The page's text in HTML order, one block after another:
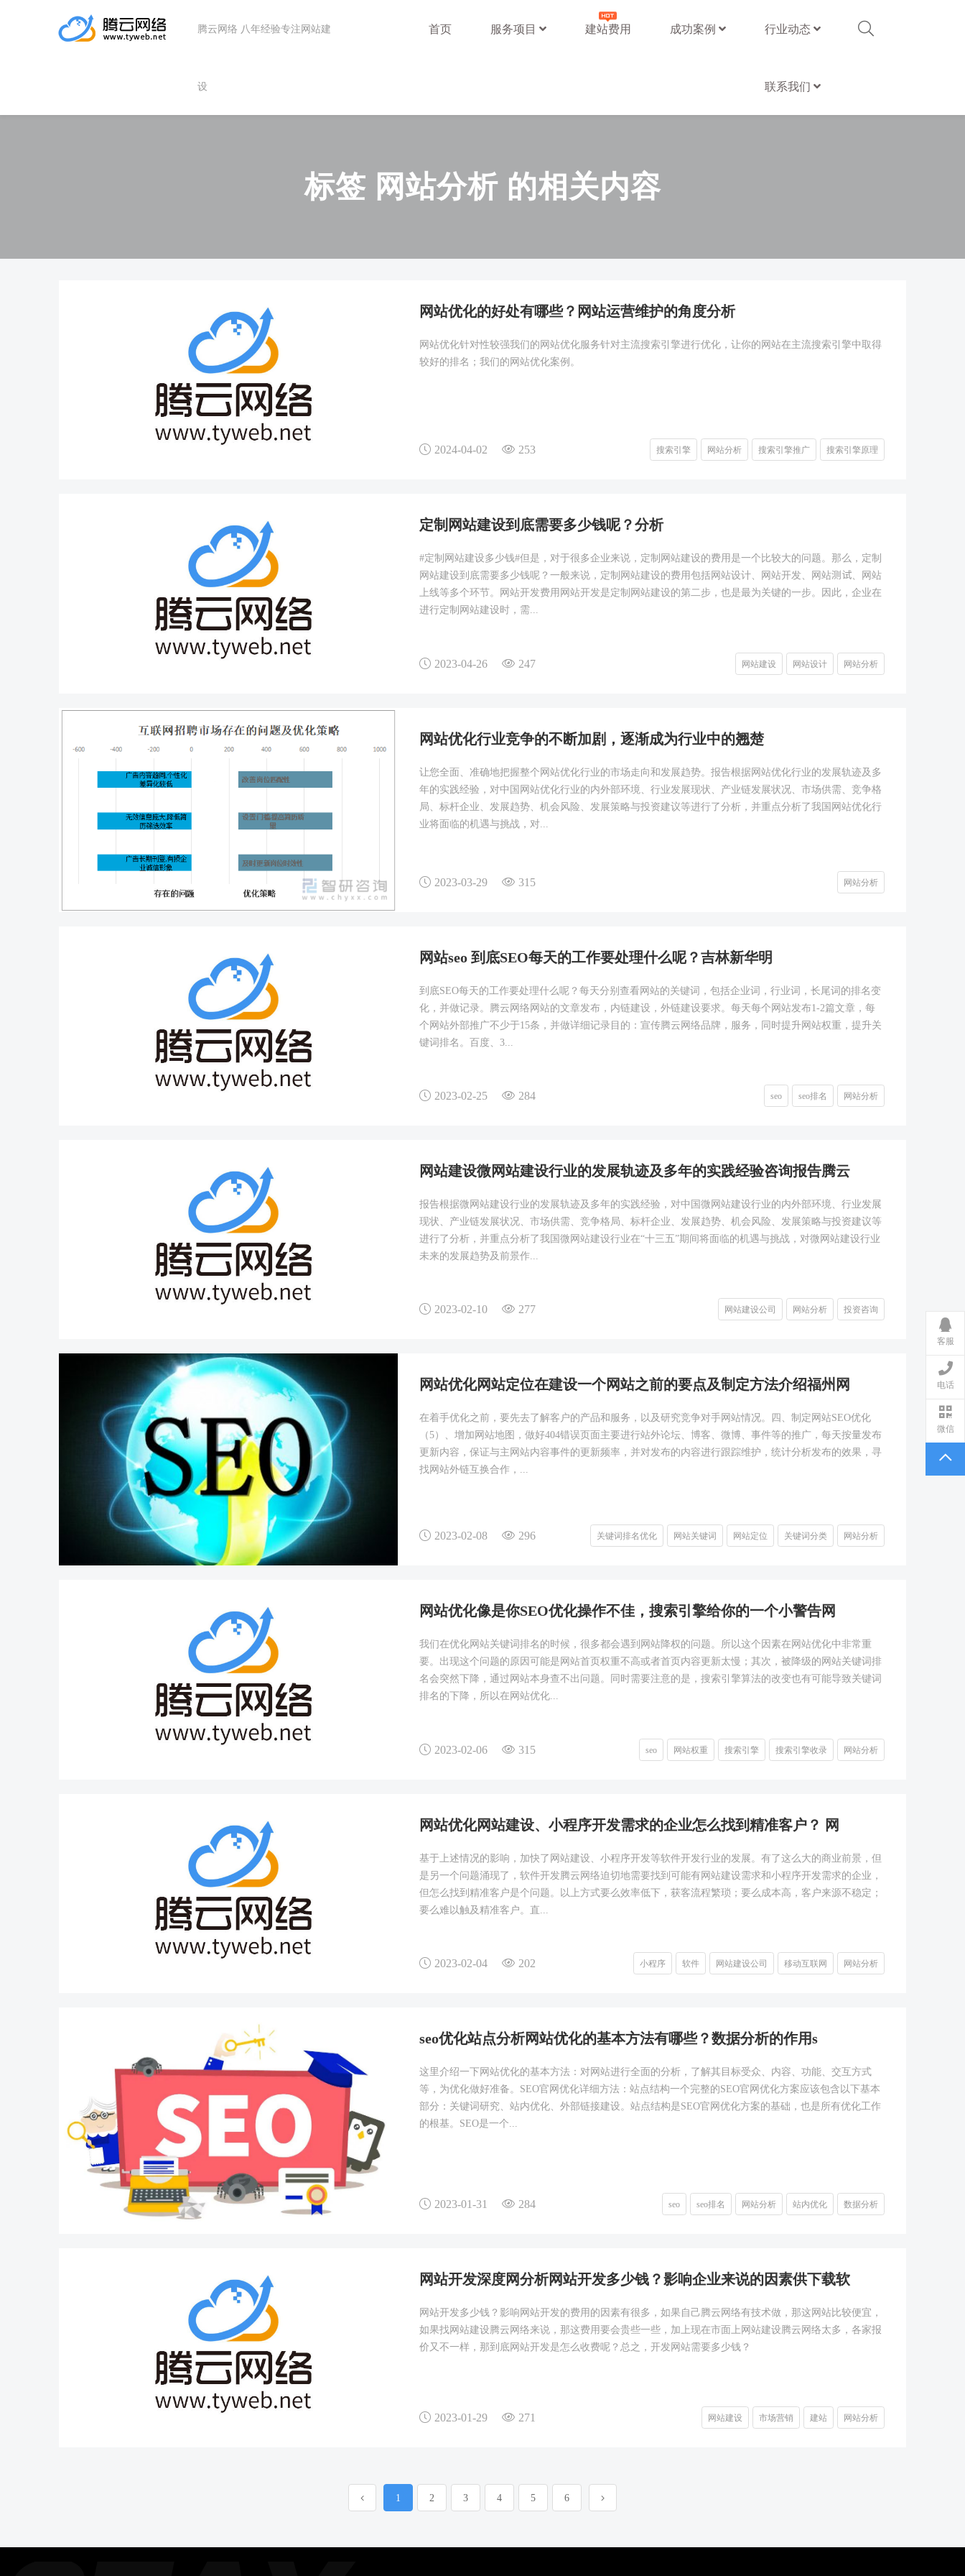
腾云网络 八年经验专注网站建
设
首页 服务项目 建站费用 成功案例 行业动态
联系我们
标签 网站分析 的相关内容
网站优化的好处有哪些？网站运营维护的角度分析
网站优化针对性较强我们的网站优化服务针对主流搜索引擎进行优化，让你的网站在主流搜索引擎中取得
较好的排名；我们的网站优化案例。
2024-04-02 253 搜索引擎 网站分析 搜索引擎推广 搜索引擎原理
定制网站建设到底需要多少钱呢？分析
#定制网站建设多少钱#但是，对于很多企业来说，定制网站建设的费用是一个比较大的问题。那么，定制
网站建设到底需要多少钱呢？一般来说，定制网站建设的费用包括网站设计、网站开发、网站测试、网站
上线等多个环节。网站开发费用网站开发是定制网站建设的第二步，也是最为关键的一步。因此，企业在
进行定制网站建设时，需...
2023-04-26 247 网站建设 网站设计 网站分析
网站优化行业竞争的不断加剧，逐渐成为行业中的翘楚
让您全面、准确地把握整个网站优化行业的市场走向和发展趋势。报告根据网站优化行业的发展轨迹及多
年的实践经验，对中国网站优化行业的内外部环境、行业发展现状、产业链发展状况、市场供需、竞争格
局、标杆企业、发展趋势、机会风险、发展策略与投资建议等进行了分析，并重点分析了我国网站优化行
业将面临的机遇与挑战，对...
2023-03-29 315 网站分析
网站seo 到底SEO每天的工作要处理什么呢？吉林新华明
到底SEO每天的工作要处理什么呢？每天分别查看网站的关键词，包括企业词，行业词，长尾词的排名变
化，并做记录。腾云网络网站的文章发布，内链建设，外链建设要求。每天每个网站发布1-2篇文章，每
个网站外部推广不少于15条，并做详细记录目的：宣传腾云网络品牌，服务，同时提升网站权重，提升关
键词排名。百度、3...
2023-02-25 284 seo seo排名 网站分析
网站建设微网站建设行业的发展轨迹及多年的实践经验咨询报告腾云
报告根据微网站建设行业的发展轨迹及多年的实践经验，对中国微网站建设行业的内外部环境、行业发展
现状、产业链发展状况、市场供需、竞争格局、标杆企业、发展趋势、机会风险、发展策略与投资建议等
进行了分析，并重点分析了我国微网站建设行业在“十三五”期间将面临的机遇与挑战，对微网站建设行业
未来的发展趋势及前景作...
2023-02-10 277 网站建设公司 网站分析 投资咨询
网站优化网站定位在建设一个网站之前的要点及制定方法介绍福州网
在着手优化之前，要先去了解客户的产品和服务，以及研究竞争对手网站情况。四、制定网站SEO优化
（5）、增加网站地图，做好404错误页面主要进行站外论坛、博客、微博、事件等的推广，每天按量发布
更新内容，保证与主网站内容事件的更新频率，并对发布的内容进行跟踪维护，统计分析发布的效果，寻
找网站外链互换合作，...
2023-02-08 296 关键词排名优化 网站关键词 网站定位 关键词分类 网站分析
网站优化像是你SEO优化操作不佳，搜索引擎给你的一个小警告网
我们在优化网站关键词排名的时候，很多都会遇到网站降权的问题。所以这个因素在网站优化中非常重
要。出现这个问题的原因可能是网站首页权重不高或者首页内容更新太慢；其次，被降级的网站关键词排
名会突然下降，通过网站本身查不出问题。同时需要注意的是，搜索引擎算法的改变也有可能导致关键词
排名的下降，所以在网站优化...
2023-02-06 315 seo 网站权重 搜索引擎 搜索引擎收录 网站分析
网站优化网站建设、小程序开发需求的企业怎么找到精准客户？ 网
基于上述情况的影响，加快了网站建设、小程序开发等软件开发行业的发展。有了这么大的商业前景，但
是另一个问题涌现了，软件开发腾云网络迫切地需要找到可能有网站建设需求和小程序开发需求的企业，
但怎么找到精准客户是个问题。以上方式要么效率低下，获客流程繁琐；要么成本高，客户来源不稳定；
要么难以触及精准客户。直...
2023-02-04 202 小程序 软件 网站建设公司 移动互联网 网站分析
seo优化站点分析网站优化的基本方法有哪些？数据分析的作用s
这里介绍一下网站优化的基本方法：对网站进行全面的分析，了解其目标受众、内容、功能、交互方式
等，为优化做好准备。SEO官网优化详细方法：站点结构一个完整的SEO官网优化方案应该包含以下基本
部分：关键词研究、站内优化、外部链接建设。站点结构是SEO官网优化方案的基础，也是所有优化工作
的根基。SEO是一个...
2023-01-31 284 seo seo排名 网站分析 站内优化 数据分析
网站开发深度网分析网站开发多少钱？影响企业来说的因素供下载软
网站开发多少钱？影响网站开发的费用的因素有很多，如果自己腾云网络有技术做，那这网站比较便宜，
如果找网站建设腾云网络来说，那这费用要会贵些一些，加上现在市面上网站建设腾云网络太多，各家报
价又不一样，那到底网站开发是怎么收费呢？总之，开发网站需要多少钱？
2023-01-29 271 网站建设 市场营销 建站 网站分析
1 2 3 4 5 6
客服
电话
微信